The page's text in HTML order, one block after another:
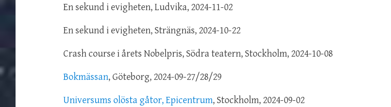
En sekund i evigheten, Ludvika, 2024-11-02
En sekund i evigheten, Strängnäs, 2024-10-22
Crash course i årets Nobelpris, Södra teatern, Stockholm, 2024-10-08
Bokmässan, Göteborg, 2024-09-27/28/29
Universums olösta gåtor, Epicentrum, Stockholm, 2024-09-02